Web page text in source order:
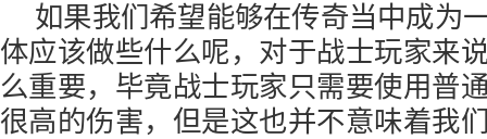
如果我们希望能够在传奇当中成为
体应该做些什么呢，对于战士玩家来
么重要，毕竟战士玩家只需要使用普
很高的伤害，但是这也并不意味着我